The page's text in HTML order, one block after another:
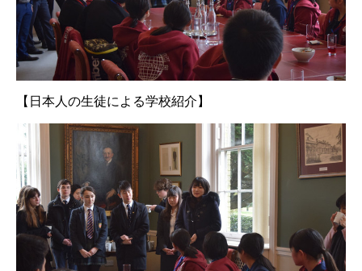
【日本人の生徒による学校紹介】